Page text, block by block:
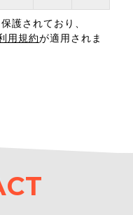
護されており、
用規約が適用されま